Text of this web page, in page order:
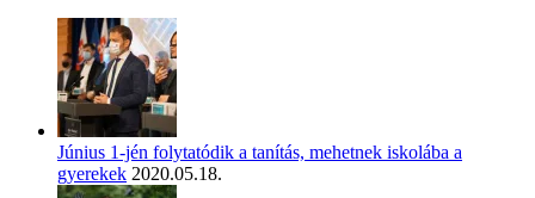
Június 1-jén folytatódik a tanítás, mehetnek iskolába a
gyerekek 2020.05.18.